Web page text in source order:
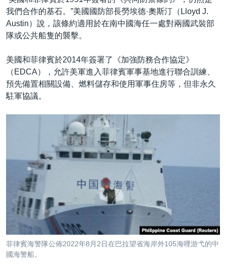
我們合作的基石。”美國國防部長勞埃德·奧斯汀（Lloyd J.
Austin）說，該條約適用於在南中國海任一處對兩國武裝部
隊或公共船隻的襲擊。
美國和菲律賓於2014年簽署了《加強防務合作協定》
（EDCA），允許美軍進入菲律賓軍事基地進行聯合訓練、
預先備置相關設備、燃料儲存和使用軍事住房等，但非永久
駐軍協議。
菲律賓海警隊公佈2022年8月2日在巴拉望省海岸外105海哩游弋的中
國海警船。